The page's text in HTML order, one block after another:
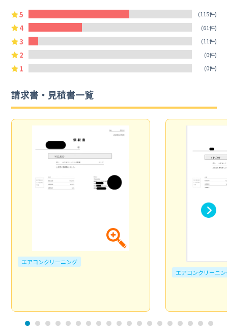
5 (115件)
4 (61件)
3 (11件)
2 (0件)
1 (0件)
請求書・見積書一覧
エアコンクリーニング
エアコンクリーニン